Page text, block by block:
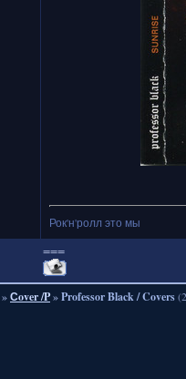
Рок'н'ролл это мы
===
»Сover /P»Professor Black / Covers